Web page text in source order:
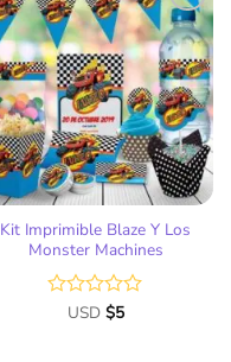
Añadir
a la
lista
de
deseos
Kit Imprimible Blaze Y Los
Monster Machines
Valorado
USD $5